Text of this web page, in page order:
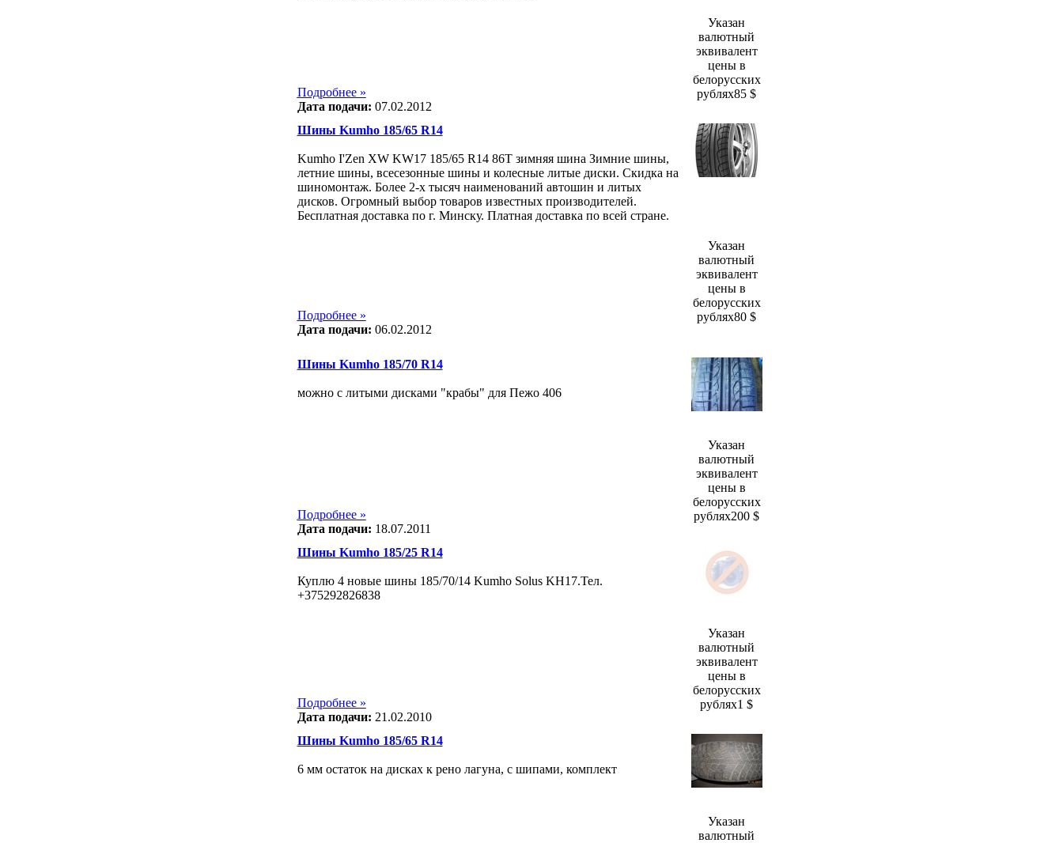
Подробнее »
Дата подачи: 07.02.2012
Указан
валютный
эквивалент
цены в
белорусских
рублях85 $
Шины Kumho 185/65 R14
Kumho I'Zen XW KW17 185/65 R14 86T зимняя шина Зимние шины,
летние шины, всесезонные шины и колесные литые диски. Скидка на
шиномонтаж. Более 2-х тысяч наименований автошин и литых
дисков. Огромный выбор товаров известных производителей.
Бесплатная доставка по г. Минску. Платная доставка по всей стране.
Подробнее »
Дата подачи: 06.02.2012
Указан
валютный
эквивалент
цены в
белорусских
рублях80 $
Шины Kumho 185/70 R14
можно с литыми дисками "крабы" для Пежо 406
Подробнее »
Дата подачи: 18.07.2011
Указан
валютный
эквивалент
цены в
белорусских
рублях200 $
Шины Kumho 185/25 R14
Куплю 4 новые шины 185/70/14 Kumho Solus KH17.Тел.
+375292826838
Подробнее »
Дата подачи: 21.02.2010
Указан
валютный
эквивалент
цены в
белорусских
рублях1 $
Шины Kumho 185/65 R14
6 мм остаток на дисках к рено лагуна, с шипами, комплект
Указан
валютный